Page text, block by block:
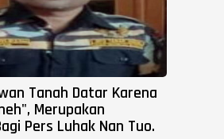
Tanah Datar Karena
Merupakan
Pers Luhak Nan Tuo.